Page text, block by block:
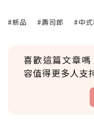
#新品 #壽司郎 #中
喜歡這篇文章
容值得更多人支